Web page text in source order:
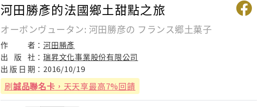
河田勝彥的法國鄉土甜點之旅
オーボンヴュータン: 河田勝彦の フランス郷土菓子
作 者：河田勝彥
出
版 社：瑞昇文化事業股份有限公司
出 版 日 期： 2016/10/19
刷誠品聯名卡 ，天天享最高7%回饋